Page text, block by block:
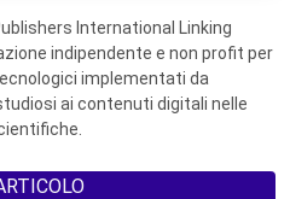
International Linking
indipendente e non profit per
implementati da
ai contenuti digitali nelle